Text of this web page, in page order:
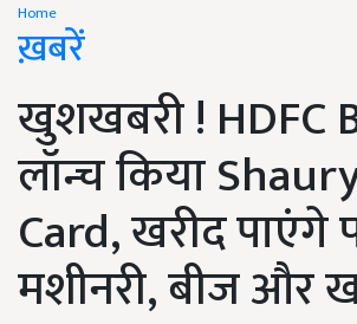
Home
ख़बरें
खुशखबरी ! HDFC
लॉन्च किया
Card, खरीद पाएंगे
मशीनरी, बीज और